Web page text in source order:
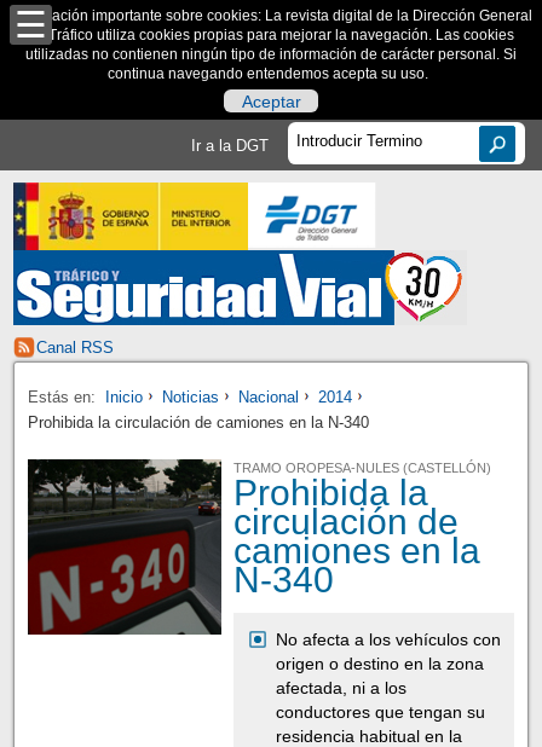
Información importante sobre cookies: La revista digital de la Dirección General
de Tráfico utiliza cookies propias para mejorar la navegación. Las cookies
utilizadas no contienen ningún tipo de información de carácter personal. Si
continua navegando entendemos acepta su uso.
Aceptar
Ir a la DGT
Canal RSS
Estás en: Inicio Noticias Nacional
2014
Prohibida la circulación de camiones en la N-340
TRAMO OROPESA-NULES (CASTELLÓN)
Prohibida la
circulación de
camiones en la
N-340
No afecta a los vehículos con
origen o destino en la zona
afectada, ni a los
conductores que tengan su
residencia habitual en la